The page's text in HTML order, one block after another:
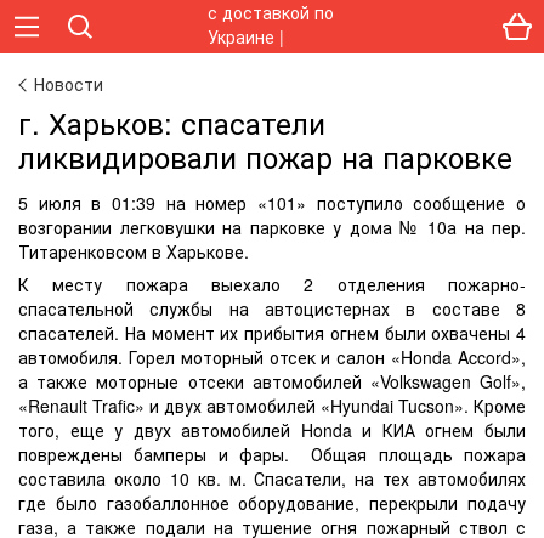
Новости
г. Харьков: спасатели
ликвидировали пожар на парковке
5 июля в 01:39 на номер «101» поступило сообщение о
возгорании легковушки на парковке у дома № 10а на пер.
Титаренковсом в Харькове.
К месту пожара выехало 2 отделения пожарно-
спасательной службы на автоцистернах в составе 8
спасателей. На момент их прибытия огнем были охвачены 4
автомобиля. Горел моторный отсек и салон «Honda Accord»,
а также моторные отсеки автомобилей «Volkswagen Golf»,
«Renault Trafic» и двух автомобилей «Hyundai Tucson». Кроме
того, еще у двух автомобилей Honda и КИА огнем были
повреждены бамперы и фары. Общая площадь пожара
составила около 10 кв. м. Спасатели, на тех автомобилях
где было газобаллонное оборудование, перекрыли подачу
газа, а также подали на тушение огня пожарный ствол с